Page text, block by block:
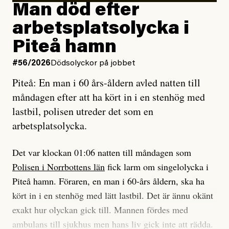
Vad betyder det att vara en röd, grön och oberoende
tidning?
Vad är bra journalistik?
Ett försök till korta svar som jag hoppas kan förtydliga
för Kuhn och Sassarinis-McGowan och andra hur jag
som chefredaktör ser på Dagens ETC:s uppdrag och
roll.
Vi skriver för våra läsare som vill bli informerade,
överraskade, bekräftade, utmanade – och som kräver
att vi granskar allt och alla.
Vi är som sagt en röd, grön och oberoende tidning.
Det betyder en annan journalistik än vad du hittar i
Jag lärde mig renovera
enligt uråldrig metod
och lade min sista ungdom
på att laga en gammal bod.
Jag sökte ljuset och meningen,
efter det som var rent, rätt och sant,
och aldrig såg jag det klarare än
när jag ombord på bussen hjälpte en tant.
#23/2026Intervjun
Jesper Lundby: ”Livet i sig
är ganska politiskt”
Man död efter
arbetsplatsolycka i
Piteå hamn
#56/2026 Dödsolyckor på jobbet
Piteå: En man i 60 års-åldern avled natten till
måndagen efter att ha kört in i en stenhög med
lastbil, polisen utreder det som en
arbetsplatsolycka.
Det var klockan 01:06 natten till måndagen som
Polisen i Norrbottens län fick larm om singelolycka i
Piteå hamn. Föraren, en man i 60-års åldern, ska ha
kört in i en stenhög med lätt lastbil. Det är ännu okänt
exakt hur olyckan gick till. Mannen fördes med
ambulans till sjukhus men hans liv gick inte att rädda.